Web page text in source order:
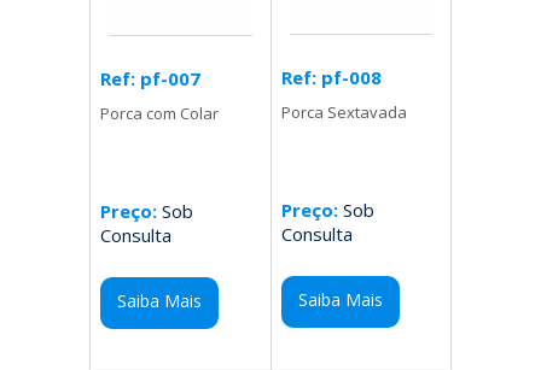
Ref: pf-007
Porca com Colar
Preço: Sob
Consulta
Saiba Mais
Ref: pf-008
Porca Sextavada
Preço:Sob
Consulta
Saiba Mais